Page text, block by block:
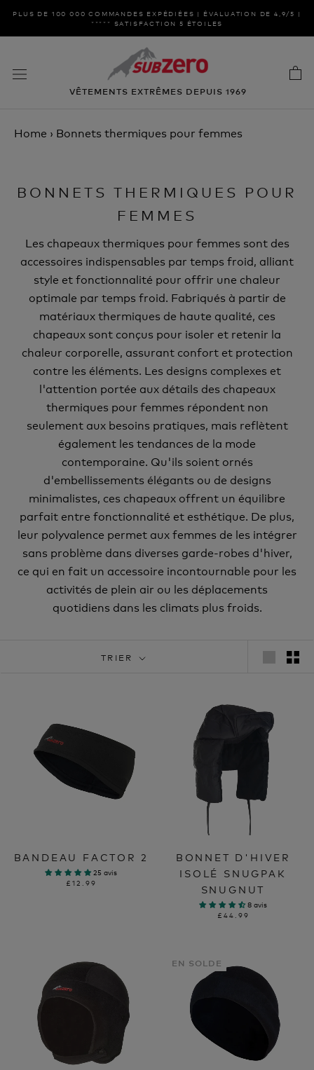
AllerPLUS DE 100 000 COMMANDES EXPÉDIÉES | ÉVALUATION DE 4,9/5 |
***** SATISFACTION 5 ÉTOILES
VÊTEMENTS EXTRÊMES DEPUIS 1969
Home › Bonnets thermiques pour femmes
BONNETS THERMIQUES POUR
FEMMES
Les chapeaux thermiques pour femmes sont des
accessoires indispensables par temps froid, alliant
style et fonctionnalité pour offrir une chaleur
optimale par temps froid. Fabriqués à partir de
matériaux thermiques de haute qualité, ces
chapeaux sont conçus pour isoler et retenir la
chaleur corporelle, assurant confort et protection
contre les éléments. Les designs complexes et
l'attention portée aux détails des chapeaux
thermiques pour femmes répondent non
seulement aux besoins pratiques, mais reflètent
également les tendances de la mode
contemporaine. Qu'ils soient ornés
d'embellissements élégants ou de designs
minimalistes, ces chapeaux offrent un équilibre
parfait entre fonctionnalité et esthétique. De plus,
leur polyvalence permet aux femmes de les intégrer
sans problème dans diverses garde-robes d'hiver,
ce qui en fait un accessoire incontournable pour les
activités de plein air ou les déplacements
quotidiens dans les climats plus froids.
TRIER
BANDEAU FACTOR 2
25 avis
£12.99
BONNET D'HIVER
ISOLÉ SNUGPAK
SNUGNUT
8 avis
£44.99
EN SOLDE